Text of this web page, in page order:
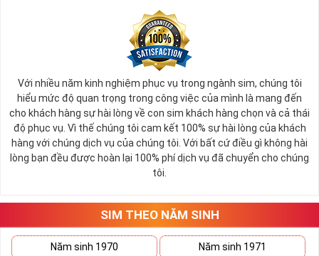
Ý nghĩa sim tứ quý 2
Theo quan niệm phong thủy
Số 2 tượng trưng cho sự cân bằng, hài hòa của âm dương và đất
trời. Sự cân bằng này giúp cho mọi việc đều thuận lợi và mang lại
nhiều may mắn trong cuộc sống và kinh doanh.
Số 2 còn biểu trưng cho lòng tốt, sự ổn định và tính hai mặt của
mọi vấn đề. Số 2 giúp cho họ có được sự lựa chọn, để đưa ra
những hướng giải quyết đúng đắn nhắt.
tứ 2 cùng xuất hiện trong một dãy số sim càng giúp cho ý nghĩa
sim tứ quýtăng lên gấp bội. Sở hữu sim Tứ Quý 2 giúp khích lệ tinh
thần người sở hữu là không sợ bất cứ điều gì mà hãy cứ làm thì
Với nhiều năm kinh nghiệm phục vụ trong ngành sim, chúng tôi
hiểu mức độ quan trọng trong công việc của mình là mang đến
cho khách hàng sự hài lòng về con sim khách hàng chọn và cả thái
độ phục vụ. Vì thế chúng tôi cam kết 100% sự hài lòng của khách
hàng với chúng dịch vụ của chúng tôi. Với bất cứ điều gì không hài
lòng bạn đều được hoàn lại 100% phí dịch vụ đã chuyển cho chúng
tôi.
SIM THEO NĂM SINH
Năm sinh 1970 Năm sinh 1971